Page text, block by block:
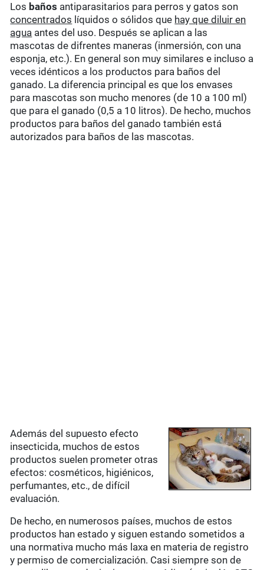
Los baños antiparasitarios para perros y gatos son
concentrados líquidos o sólidos que hay que diluir en
agua antes del uso. Después se aplican a las
mascotas de difrentes maneras (inmersión, con una
esponja, etc.). En general son muy similares e incluso a
veces idénticos a los productos para baños del
ganado. La diferencia principal es que los envases
para mascotas son mucho menores (de 10 a 100 ml)
que para el ganado (0,5 a 10 litros). De hecho, muchos
productos para baños del ganado también está
autorizados para baños de las mascotas.
Además del supuesto efecto
insecticida, muchos de estos
productos suelen prometer otras
efectos: cosméticos, higiénicos,
perfumantes, etc., de difícil
evaluación.
De hecho, en numerosos países, muchos de estos
productos han estado y siguen estando sometidos a
una normativa mucho más laxa en materia de registro
y permiso de comercialización. Casi siempre son de